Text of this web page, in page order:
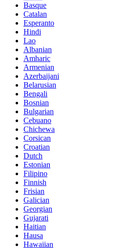
Basque
Catalan
Esperanto
Hindi
Lao
Albanian
Amharic
Armenian
Azerbaijani
Belarusian
Bengali
Bosnian
Bulgarian
Cebuano
Chichewa
Corsican
Croatian
Dutch
Estonian
Filipino
Finnish
Frisian
Galician
Georgian
Gujarati
Haitian
Hausa
Hawaiian